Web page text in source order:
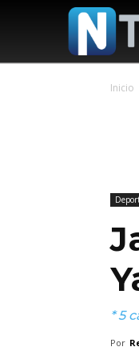
Inicio
* 5
Por